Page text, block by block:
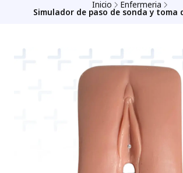
Inicio Enfermeria
Simulador de paso de sonda y toma